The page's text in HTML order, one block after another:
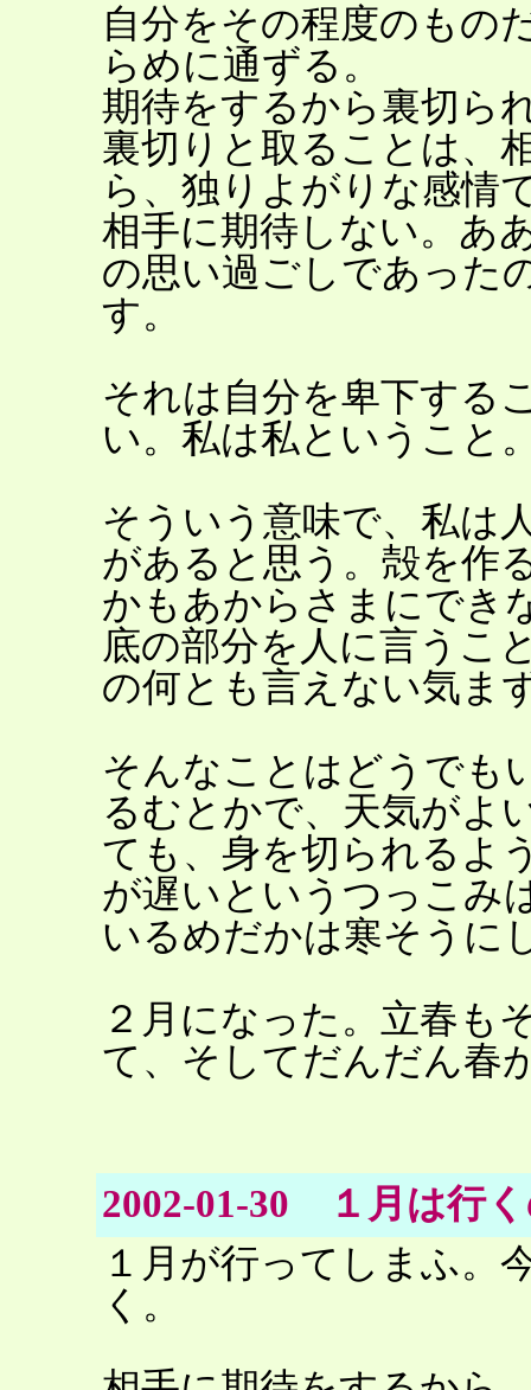
自分をその程度のもの
らめに通ずる。
期待をするから裏切ら
裏切りと取ることは、
ら、独りよがりな感情
相手に期待しない。あ
の思い過ごしであった
す。
それは自分を卑下する
い。私は私ということ
そういう意味で、私は
があると思う。殻を作
かもあからさまにでき
底の部分を人に言うこ
の何とも言えない気ま
そんなことはどうでも
るむとかで、天気がよ
ても、身を切られるよ
が遅いというつっこみ
いるめだかは寒そうに
２月になった。立春も
て、そしてだんだん春
2002-01-30 １月は行
１月が行ってしまふ。
く。